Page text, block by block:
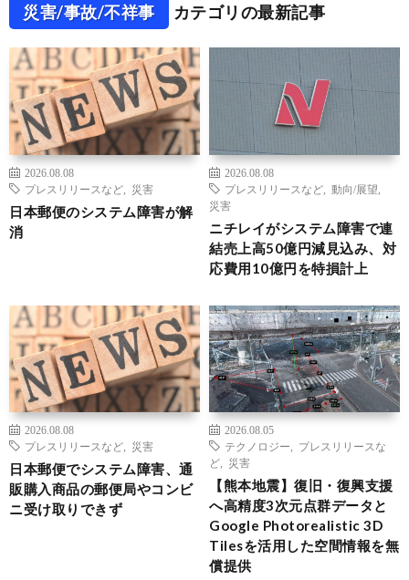
災害/事故/不祥事 カテゴリの最新記事
2026.08.08
プレスリリースなど
災害
日本郵便のシステム障害が解
消
2026.08.08
プレスリリースなど
動向/展望
災害
ニチレイがシステム障害で連
結売上高50億円減見込み、対
応費用10億円を特損計上
2026.08.08
プレスリリースなど
災害
日本郵便でシステム障害、通
販購入商品の郵便局やコンビ
ニ受け取りできず
2026.08.05
テクノロジー
プレスリリースな
ど
災害
【熊本地震】復旧・復興支援
へ高精度3次元点群データと
Google Photorealistic 3D
Tilesを活用した空間情報を無
償提供